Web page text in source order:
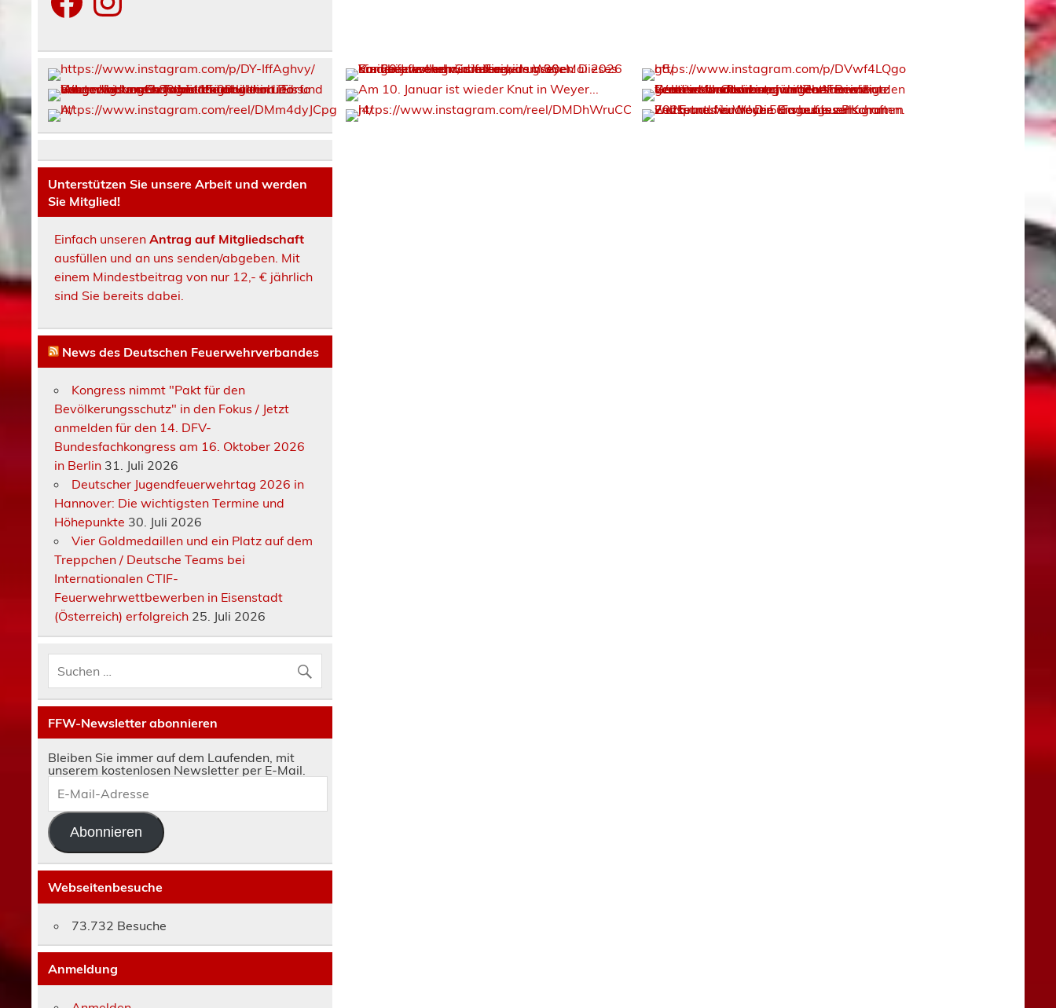
Unterstützen Sie unsere Arbeit und werden
Sie Mitglied!
Einfach unserenAntrag auf Mitgliedschaft
ausfüllen und an uns senden/abgeben. Mit
einem Mindestbeitrag von nur 12,- € jährlich
sind Sie bereits dabei.
News des Deutschen Feuerwehrverbandes
Kongress nimmt "Pakt für den
Bevölkerungsschutz" in den Fokus / Jetzt
anmelden für den 14. DFV-
Bundesfachkongress am 16. Oktober 2026
in Berlin 31. Juli 2026
Deutscher Jugendfeuerwehrtag 2026 in
Hannover: Die wichtigsten Termine und
Höhepunkte 30. Juli 2026
Vier Goldmedaillen und ein Platz auf dem
Treppchen / Deutsche Teams bei
Internationalen CTIF-
Feuerwehrwettbewerben in Eisenstadt
(Österreich) erfolgreich 25. Juli 2026
FFW-Newsletter abonnieren
Bleiben Sie immer auf dem Laufenden, mit
unserem kostenlosen Newsletter per E-Mail.
E-
Mail-
Adresse
Abonnieren
Webseitenbesuche
73.732 Besuche
Anmeldung